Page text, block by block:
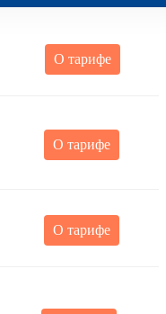
О тарифе
О тарифе
О тарифе